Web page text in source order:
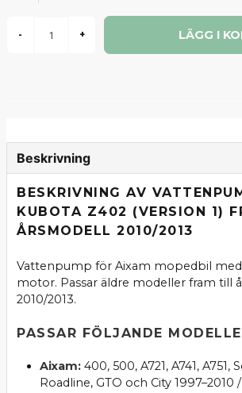
- + LÄGG I
Beskrivning
BESKRIVNING AV
KUBOTA Z402 (VERSION 1)
ÅRSMODELL 2010/2013
Vattenpump för Aixam mopedbil
motor. Passar äldre modeller fram till
2010/2013.
PASSAR FÖLJANDE
Aixam:400, 500, A721, A741, A751,
Roadline, GTO och City 1997–2010